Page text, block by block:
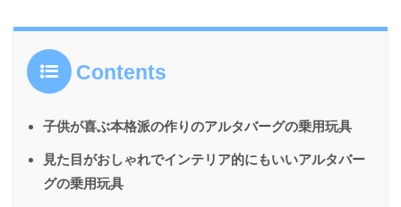
Contents
子供が喜ぶ本格派の作りのアルタバーグの乗用玩具
見た目がおしゃれでインテリア的にもいいアルタバー
グの乗用玩具